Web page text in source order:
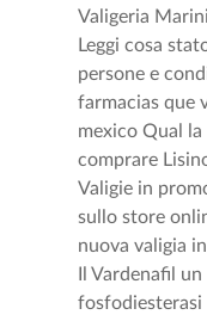
Valigeria
Leggi cosa
persone e
farmacias que
mexico Qual
comprare
Valigie in
sullo store
nuova valigia
Il Vardenafil
fosfodiesterasi